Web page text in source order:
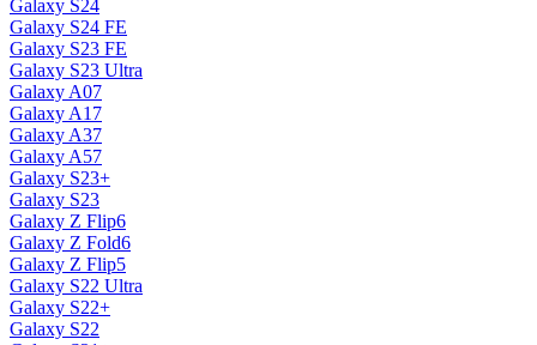
Galaxy S24
Galaxy S24 FE
Galaxy S23 FE
Galaxy S23 Ultra
Galaxy A07
Galaxy A17
Galaxy A37
Galaxy A57
Galaxy S23+
Galaxy S23
Galaxy Z Flip6
Galaxy Z Fold6
Galaxy Z Flip5
Galaxy S22 Ultra
Galaxy S22+
Galaxy S22